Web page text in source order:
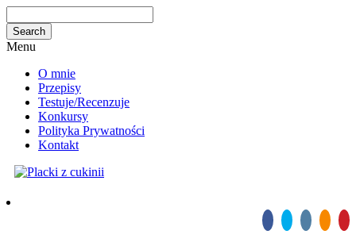
Menu
O mnie
Przepisy
Testuje/Recenzuje
Konkursy
Polityka Prywatności
Kontakt